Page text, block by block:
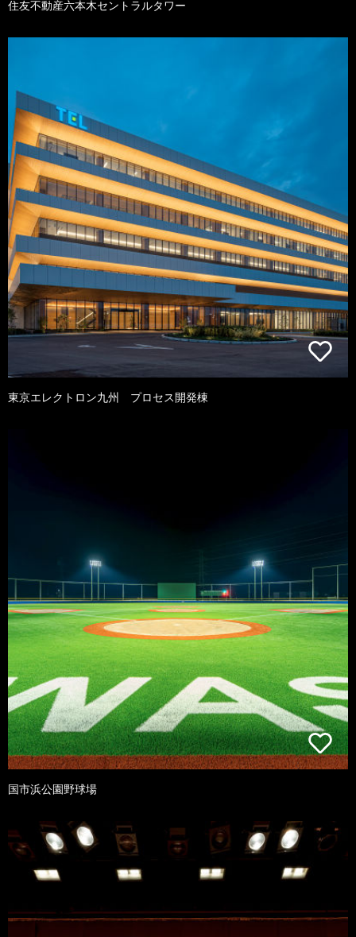
住友不動産六本木セントラルタワー
東京エレクトロン九州 プロセス開発棟
国市浜公園野球場